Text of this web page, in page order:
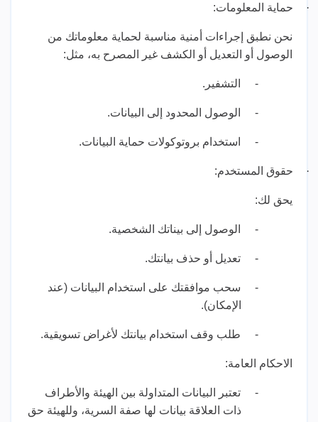
· حماية المعلومات:
نحن نطبق إجراءات أمنية مناسبة لحماية معلوماتك من
الوصول أو التعديل أو الكشف غير المصرح به، مثل:
- التشفير.
- الوصول المحدود إلى البيانات.
- استخدام بروتوكولات حماية البيانات.
· حقوق المستخدم:
يحق لك:
- الوصول إلى بيناتك الشخصية.
- تعديل أو حذف بيانتك.
-
سحب موافقتك على استخدام البيانات (عند
الإمكان).
- طلب وقف استخدام بيانتك لأغراض تسويقية.
الاحكام العامة:
-
تعتبر البيانات المتداولة بين الهيئة والأطراف
ذات العلاقة بيانات لها صفة السرية، وللهيئة حق